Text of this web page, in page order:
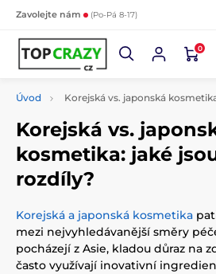
Zavolejte nám (Po-Pá 8-17)
0
Úvod Korejská vs. japonská
Korejská vs.
kosmetika: jaké
rozdíly?
Korejská a japonská kosmetika
mezi nejvyhledávanější směry
pocházejí z Asie, kladou důraz na
často využívají inovativní